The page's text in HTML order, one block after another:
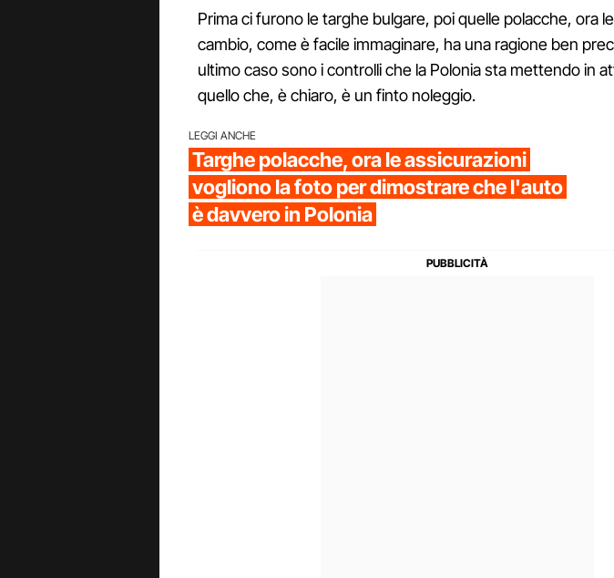
Prima ci furono le targhe bulgare, poi quelle polacche, ora
cambio, come è facile immaginare, ha una ragione ben
ultimo caso sono i controlli che la Polonia sta mettendo in
quello che, è chiaro, è un finto noleggio.
LEGGI ANCHE
Targhe polacche, ora le assicurazioni
vogliono la foto per dimostrare che l'auto
è davvero in Polonia